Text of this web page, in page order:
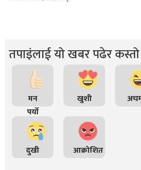
तपाइंलाई यो खबर पढेर कस्तो
मन
पर्यो
खुशी
दुखी आक्रोशित